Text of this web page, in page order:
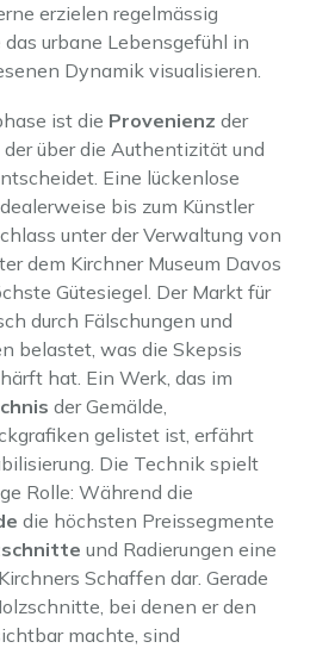
erzielen regelmässig
das urbane Lebensgefühl in
Dynamik visualisieren.
ist die Provenienz der
über die Authentizität und
Eine lückenlose
bis zum Künstler
unter der Verwaltung von
dem Kirchner Museum Davos
Gütesiegel. Der Markt für
durch Fälschungen und
belastet, was die Skepsis
hat. Ein Werk, das im
der Gemälde,
gelistet ist, erfährt
Die Technik spielt
Rolle: Während die
die höchsten Preissegmente
und Radierungen eine
Schaffen dar. Gerade
bei denen er den
machte, sind